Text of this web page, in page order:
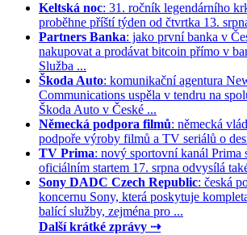
Keltská noc: 31. ročník legendárního
proběhne příští týden od čtvrtka 13.
Partners Banka: jako první banka v
nakupovat a prodávat bitcoin přímo v
Služba ...
Škoda Auto: komunikační agentura
Communications uspěla v tendru na
Škoda Auto v České ...
Německá podpora filmů: německá
podpoře výroby filmů a TV seriálů o
TV Prima: nový sportovní kanál Prima
oficiálním startem 17. srpna odvysílá
Sony DADC Czech Republic: česká
koncernu Sony, která poskytuje
balící služby, zejména pro ...
Další krátké zprávy ⇢